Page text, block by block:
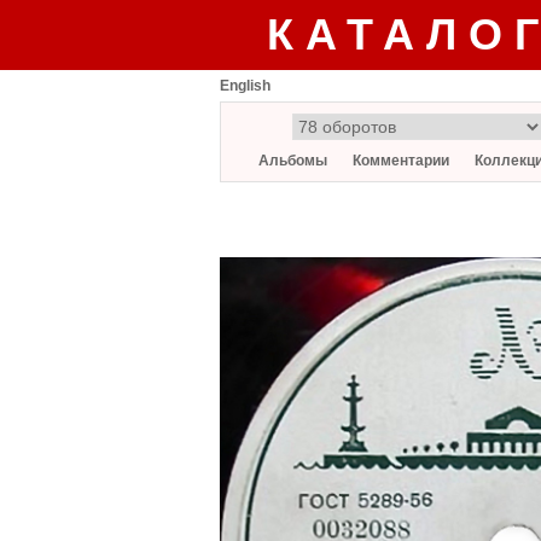
English
Альбомы Комментарии